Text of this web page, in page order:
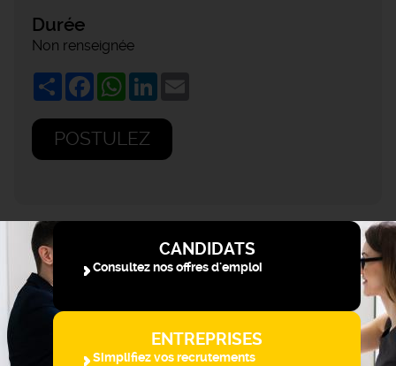
Durée
Non renseignée
ShareFacebookWhatsApp
LinkedIn
POSTULEZ
CANDIDATS
Consultez nos offres d'emploi
ENTREPRISES
Simplifiez vos recrutements